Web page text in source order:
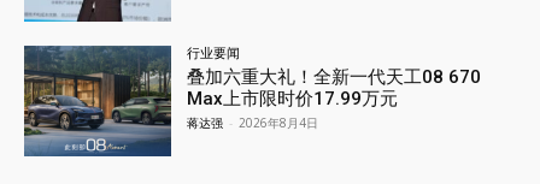
行业要闻
叠加六重大礼！全新一代天工08 670
Max上市限时价17.99万元
蒋达强 - 2026年8月4日